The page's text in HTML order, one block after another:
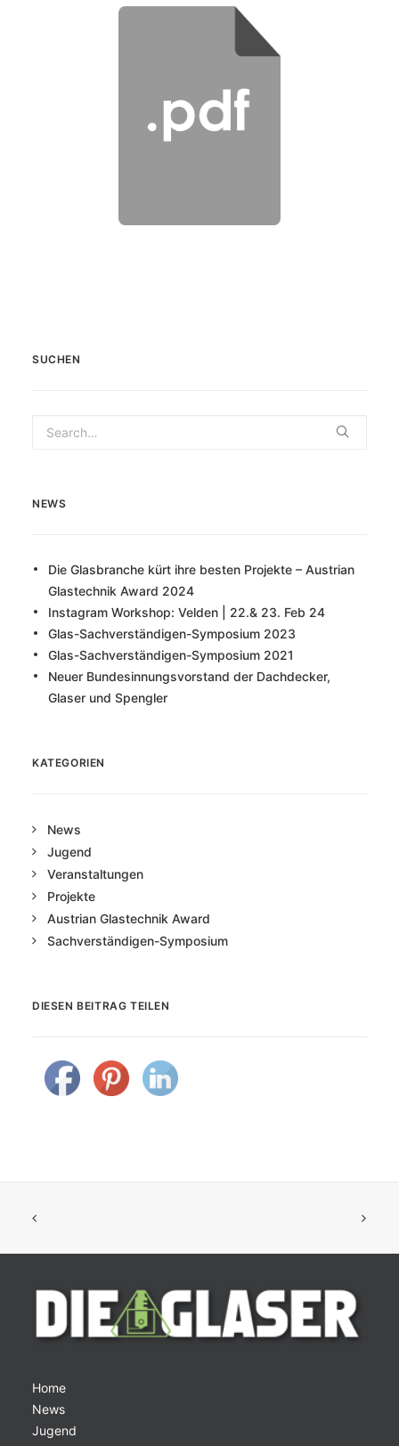
SUCHEN
NEWS
Die Glasbranche kürt ihre besten Projekte – Austrian
Glastechnik Award 2024
Instagram Workshop: Velden | 22.& 23. Feb 24
Glas-Sachverständigen-Symposium 2023
Glas-Sachverständigen-Symposium 2021
Neuer Bundesinnungsvorstand der Dachdecker,
Glaser und Spengler
KATEGORIEN
News
Jugend
Veranstaltungen
Projekte
Austrian Glastechnik Award
Sachverständigen-Symposium
DIESEN BEITRAG TEILEN
Home
News
Jugend